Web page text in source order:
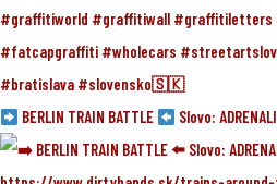
BERLIN TRAIN BATTLE Slovo: ADRENALI